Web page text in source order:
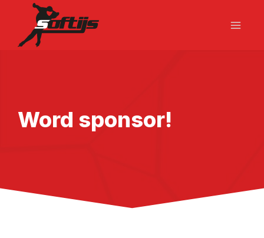
Doorgaan
inhoud
Word sponsor!